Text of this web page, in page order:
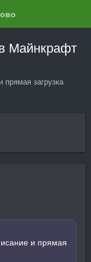
Майнкрафт
загрузка
и прямая